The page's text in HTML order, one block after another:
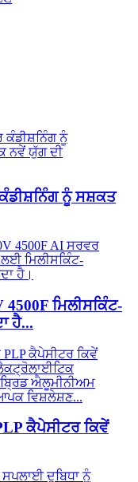
ਨੂੰ ਸਸ਼ਕਤ
ਮਿਲੀਸਕਿੰਟ-
ਹੈ...
ਕੈਪੇਸੀਟਰ ਕਿਵੇਂ